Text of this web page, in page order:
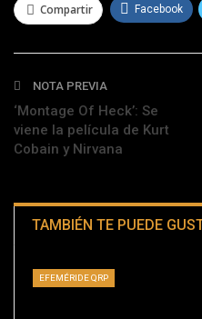
Compartir Facebook
NOTA PREVIA
‘Montage Of Heck’: Se
viene la película de Kurt
Cobain y Nirvana
TAMBIÉN TE PUEDE
EFEMÉRIDE QRP